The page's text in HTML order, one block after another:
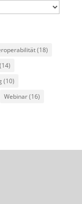
(18)
(14)
(10)
Webinar(16)